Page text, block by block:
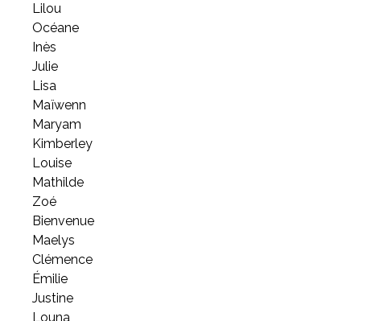
Lilou
Océane
Inès
Julie
Lisa
Maïwenn
Maryam
Kimberley
Louise
Mathilde
Zoé
Bienvenue
Maelys
Clémence
Émilie
Justine
Louna